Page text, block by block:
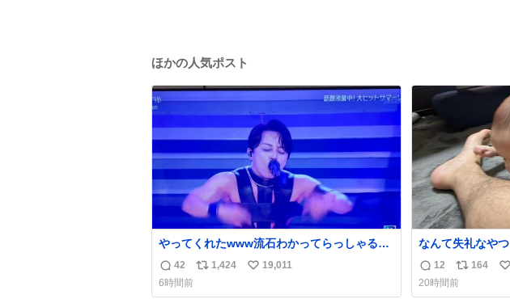
ほかの人気ポスト
やってくれたwww流石わかってらっしゃる🤣
🤣🤣 #Mステ #西川貴教
返
信
42
リ
1,424
い
19,011
6時間前
なんて失礼なやつ
返
信
12
リ
ポ
164
い
20時間前